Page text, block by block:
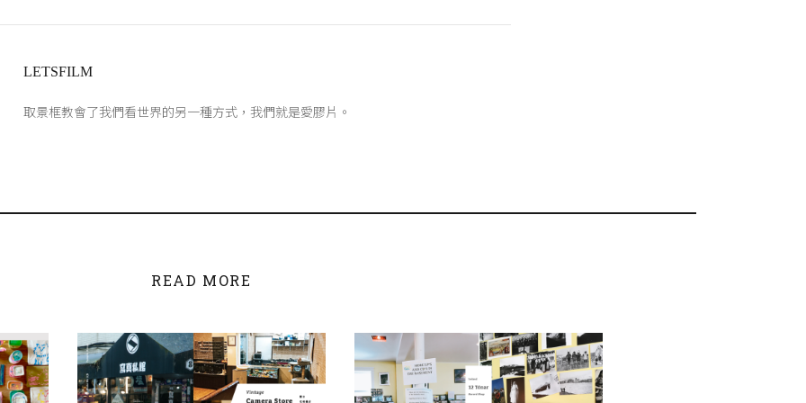
LETSFILM
取景框教會了我們看世界的另一種方式，我們就是愛膠片。
READ MORE